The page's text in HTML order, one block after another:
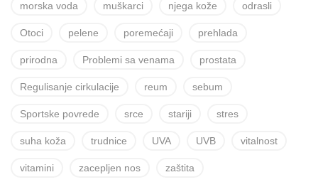
morska voda muškarci njega kože odrasli
Otoci pelene poremećaji prehlada
prirodna Problemi sa venama prostata
Regulisanje cirkulacije reum sebum
Sportske povrede srce stariji stres
suha koža trudnice UVA UVB vitalnost
vitamini zacepljen nos zaštita